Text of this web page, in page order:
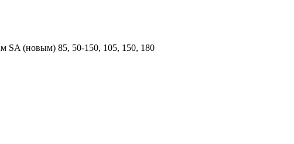
SA (новым) 85, 50-150, 105, 150, 180